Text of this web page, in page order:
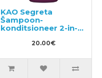
KAO Segreta
Šampoon-
konditsioneer 2-in-1
20.00€